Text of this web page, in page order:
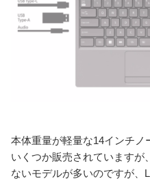
本体重量が軽量な14インチノ
いくつか販売されていますが
ないモデルが多いのですが、